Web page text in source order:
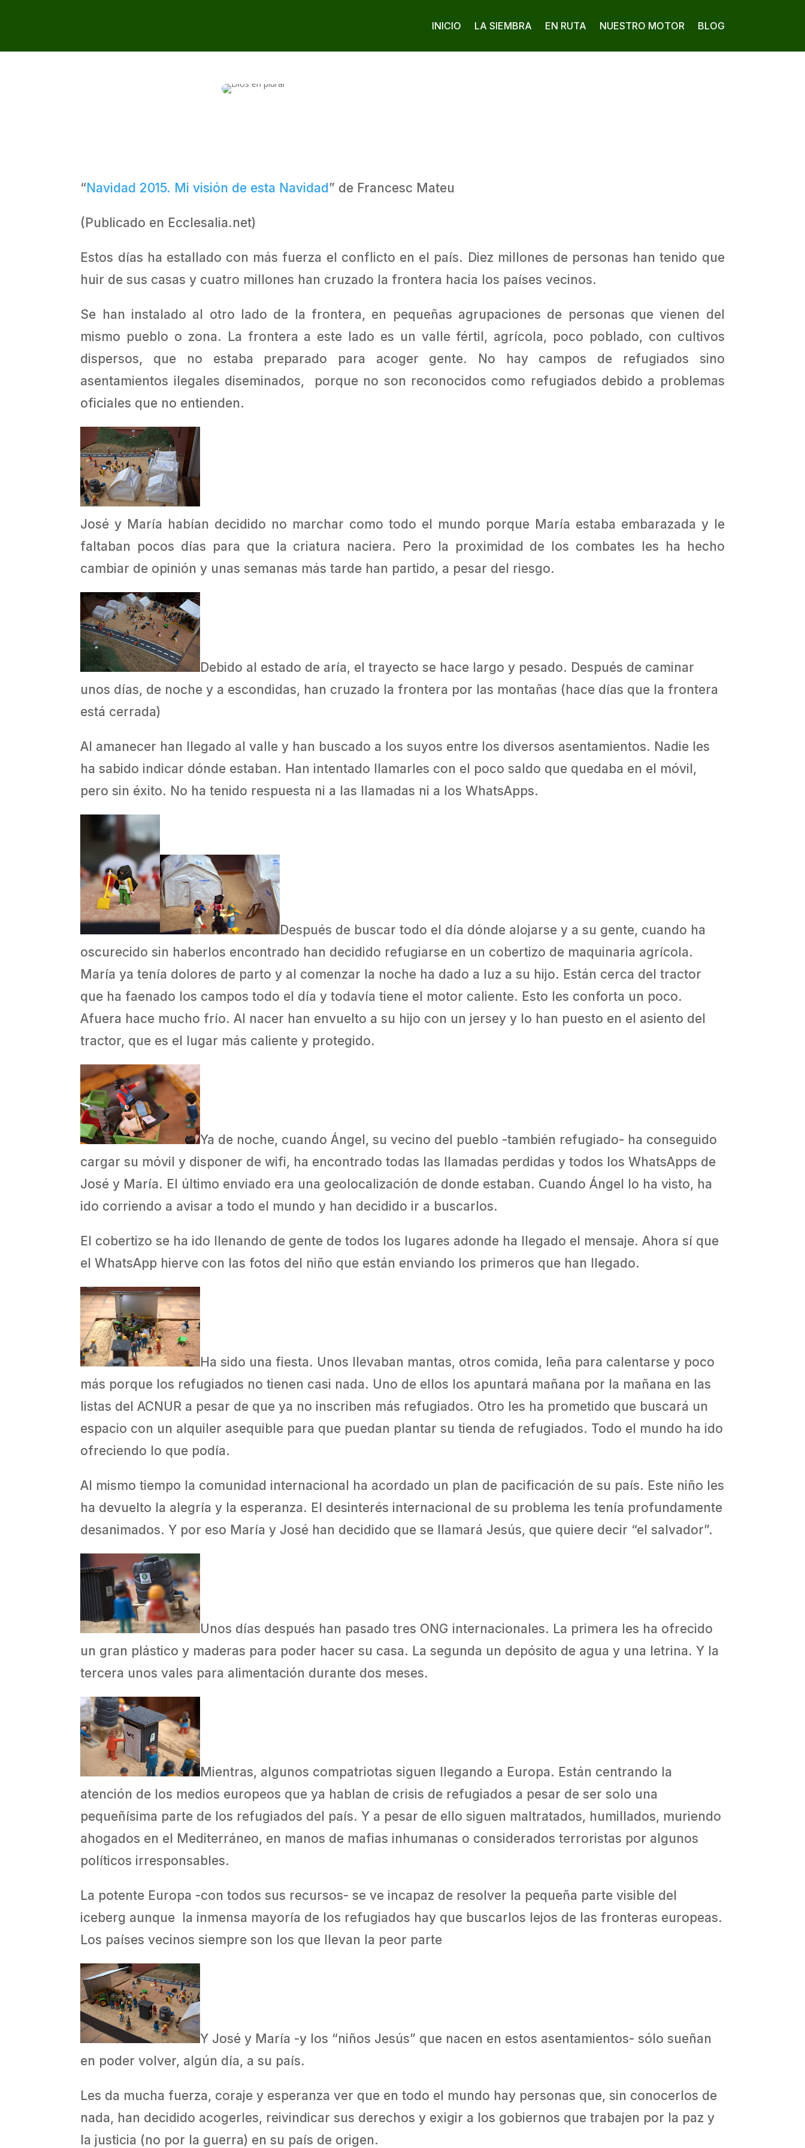
INICIO LA SIEMBRA EN RUTA NUESTRO MOTOR BLOG
“Navidad 2015. Mi visión de esta Navidad” de Francesc Mateu
(Publicado en Ecclesalia.net)
Estos días ha estallado con más fuerza el conflicto en el país. Diez millones de personas han tenido que
huir de sus casas y cuatro millones han cruzado la frontera hacia los países vecinos.
Se han instalado al otro lado de la frontera, en pequeñas agrupaciones de personas que vienen del
mismo pueblo o zona. La frontera a este lado es un valle fértil, agrícola, poco poblado, con cultivos
dispersos, que no estaba preparado para acoger gente. No hay campos de refugiados sino
asentamientos ilegales diseminados, porque no son reconocidos como refugiados debido a problemas
oficiales que no entienden.
José y María habían decidido no marchar como todo el mundo porque María estaba embarazada y le
faltaban pocos días para que la criatura naciera. Pero la proximidad de los combates les ha hecho
cambiar de opinión y unas semanas más tarde han partido, a pesar del riesgo.
Debido al estado de aría, el trayecto se hace largo y pesado. Después de caminar
unos días, de noche y a escondidas, han cruzado la frontera por las montañas (hace días que la frontera
está cerrada)
Al amanecer han llegado al valle y han buscado a los suyos entre los diversos asentamientos. Nadie les
ha sabido indicar dónde estaban. Han intentado llamarles con el poco saldo que quedaba en el móvil,
pero sin éxito. No ha tenido respuesta ni a las llamadas ni a los WhatsApps.
Después de buscar todo el día dónde alojarse y a su gente, cuando ha
oscurecido sin haberlos encontrado han decidido refugiarse en un cobertizo de maquinaria agrícola.
María ya tenía dolores de parto y al comenzar la noche ha dado a luz a su hijo. Están cerca del tractor
que ha faenado los campos todo el día y todavía tiene el motor caliente. Esto les conforta un poco.
Afuera hace mucho frío. Al nacer han envuelto a su hijo con un jersey y lo han puesto en el asiento del
tractor, que es el lugar más caliente y protegido.
Ya de noche, cuando Ángel, su vecino del pueblo -también refugiado- ha conseguido
cargar su móvil y disponer de wifi, ha encontrado todas las llamadas perdidas y todos los WhatsApps de
José y María. El último enviado era una geolocalización de donde estaban. Cuando Ángel lo ha visto, ha
ido corriendo a avisar a todo el mundo y han decidido ir a buscarlos.
El cobertizo se ha ido llenando de gente de todos los lugares adonde ha llegado el mensaje. Ahora sí que
el WhatsApp hierve con las fotos del niño que están enviando los primeros que han llegado.
Ha sido una fiesta. Unos llevaban mantas, otros comida, leña para calentarse y poco
más porque los refugiados no tienen casi nada. Uno de ellos los apuntará mañana por la mañana en las
listas del ACNUR a pesar de que ya no inscriben más refugiados. Otro les ha prometido que buscará un
espacio con un alquiler asequible para que puedan plantar su tienda de refugiados. Todo el mundo ha ido
ofreciendo lo que podía.
Al mismo tiempo la comunidad internacional ha acordado un plan de pacificación de su país. Este niño les
ha devuelto la alegría y la esperanza. El desinterés internacional de su problema les tenía profundamente
desanimados. Y por eso María y José han decidido que se llamará Jesús, que quiere decir “el salvador”.
Unos días después han pasado tres ONG internacionales. La primera les ha ofrecido
un gran plástico y maderas para poder hacer su casa. La segunda un depósito de agua y una letrina. Y la
tercera unos vales para alimentación durante dos meses.
Mientras, algunos compatriotas siguen llegando a Europa. Están centrando la
atención de los medios europeos que ya hablan de crisis de refugiados a pesar de ser solo una
pequeñísima parte de los refugiados del país. Y a pesar de ello siguen maltratados, humillados, muriendo
ahogados en el Mediterráneo, en manos de mafias inhumanas o considerados terroristas por algunos
políticos irresponsables.
La potente Europa -con todos sus recursos- se ve incapaz de resolver la pequeña parte visible del
iceberg aunque la inmensa mayoría de los refugiados hay que buscarlos lejos de las fronteras europeas.
Los países vecinos siempre son los que llevan la peor parte
Y José y María -y los “niños Jesús” que nacen en estos asentamientos- sólo sueñan
en poder volver, algún día, a su país.
Les da mucha fuerza, coraje y esperanza ver que en todo el mundo hay personas que, sin conocerlos de
nada, han decidido acogerles, reivindicar sus derechos y exigir a los gobiernos que trabajen por la paz y
la justicia (no por la guerra) en su país de origen.